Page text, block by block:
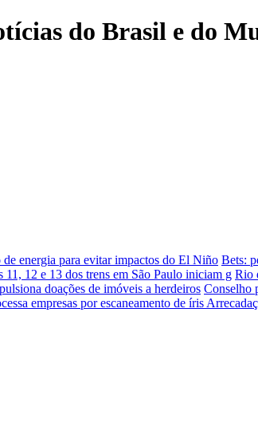
do Brasil e do
de energia para evitar impactos do El Niño Bets:
11, 12 e 13 dos trens em São Paulo iniciam g Rio
doações de imóveis a herdeiros Conselho
empresas por escaneamento de íris